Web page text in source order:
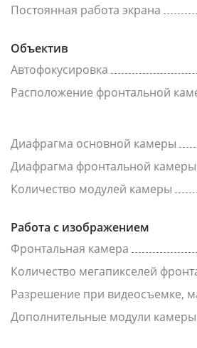
Постоянная работа экрана
Объектив
Автофокусировка
Расположение фронтальной
Диафрагма основной камеры
Диафрагма фронтальной камеры
Количество модулей камеры
Работа с изображением
Фронтальная камера
Количество мегапикселей
Разрешение при видеосъемке,
Дополнительные модули камеры